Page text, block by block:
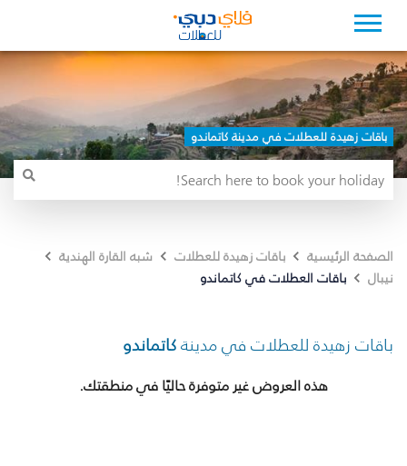
باقات زهيدة للعطلات في مدينة كاتماندو
الصفحة الرئيسية باقات زهيدة للعطلات
شبه القارة الهندية
نيبال
باقات العطلات في كاتماندو
باقات زهيدة للعطلات في مدينةكاتماندو
هذه العروض غير متوفرة حاليًا في منطقتك.